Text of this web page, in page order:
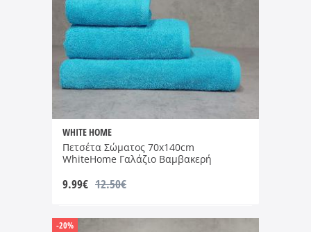
WHITE HOME
Πετσέτα Σώματος 70x140cm
WhiteHome Γαλάζιο Βαμβακερή
9.99€ 12.50€
-20%